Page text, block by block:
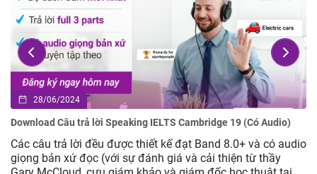
lời Speaking IELTS Cambridge 19 (Có Audio)
được thiết kế đạt Band 8.0+ và có audio
(với sự đánh giá và cải thiện từ thầy
23/04/2024
Tối thiểu IELTS
Trong bối cảnh
chỉ mở ra cánh